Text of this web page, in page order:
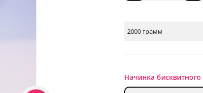
Начинка бисквитного